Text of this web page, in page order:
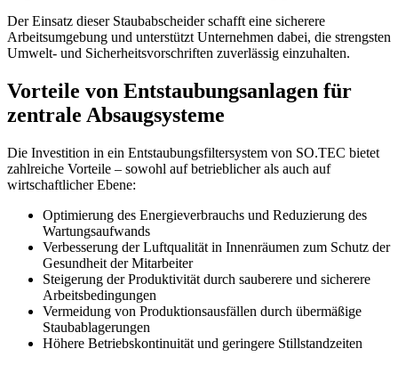
Der Einsatz dieser Staubabscheider schafft eine sicherere
Arbeitsumgebung und unterstützt Unternehmen dabei, die strengsten
Umwelt- und Sicherheitsvorschriften zuverlässig einzuhalten.
Vorteile von Entstaubungsanlagen für
zentrale Absaugsysteme
Die Investition in ein Entstaubungsfiltersystem von SO.TEC bietet
zahlreiche Vorteile – sowohl auf betrieblicher als auch auf
wirtschaftlicher Ebene:
Optimierung des Energieverbrauchs und Reduzierung des
Wartungsaufwands
Verbesserung der Luftqualität in Innenräumen zum Schutz der
Gesundheit der Mitarbeiter
Steigerung der Produktivität durch sauberere und sicherere
Arbeitsbedingungen
Vermeidung von Produktionsausfällen durch übermäßige
Staubablagerungen
Höhere Betriebskontinuität und geringere Stillstandzeiten